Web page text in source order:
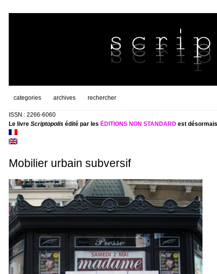
categories archives rechercher
ISSN : 2266-6060
Le livre Scriptopolisédité par les ÉDITIONS NON STANDARDest
Mobilier urbain subversif